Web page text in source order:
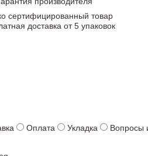
сертифицированный товар
доставка от 5 упаковок
Оплата Укладка
Вопросы